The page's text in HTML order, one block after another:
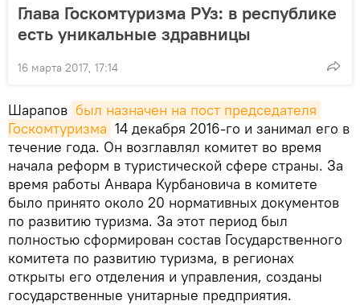
Глава Госкомтуризма РУз: в республике
есть уникальные здравницы
16 марта 2017, 17:14
Шарапов был назначен на пост председателя
Госкомтуризма 14 декабря 2016-го и занимал его в
течение года. Он возглавлял комитет во время
начала реформ в туристической сфере страны. За
время работы Анвара Курбановича в комитете
было принято около 20 нормативных документов
по развитию туризма. За этот период был
полностью сформирован состав Государственного
комитета по развитию туризма, в регионах
открыты его отделения и управления, созданы
государственные унитарные предприятия.